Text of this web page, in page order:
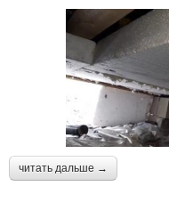
читать дальше →